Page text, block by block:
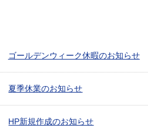
ゴールデンウィーク休暇のお知らせ
夏季休業のお知らせ
HP新規作成のお知らせ